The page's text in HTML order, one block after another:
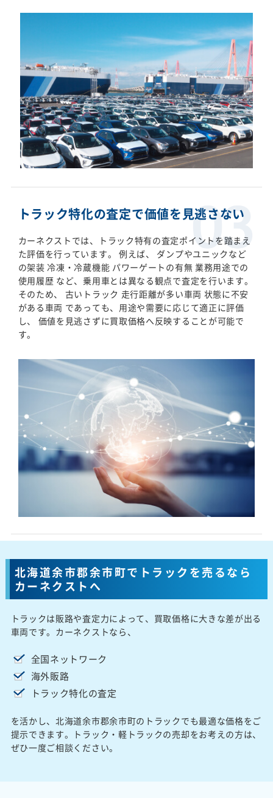
トラック特化の査定で価値を見逃さない
カーネクストでは、トラック特有の査定ポイントを踏まえ
た評価を行っています。 例えば、 ダンプやユニックなど
の架装 冷凍・冷蔵機能 パワーゲートの有無 業務用途での
使用履歴 など、乗用車とは異なる観点で査定を行います。
そのため、 古いトラック 走行距離が多い車両 状態に不安
がある車両 であっても、用途や需要に応じて適正に評価
し、 価値を見逃さずに買取価格へ反映することが可能で
す。
北海道余市郡余市町でトラックを売るなら
カーネクストへ
トラックは販路や査定力によって、買取価格に大きな差が出る
車両です。カーネクストなら、
全国ネットワーク
海外販路
トラック特化の査定
を活かし、北海道余市郡余市町のトラックでも最適な価格をご
提示できます。トラック・軽トラックの売却をお考えの方は、
ぜひ一度ご相談ください。